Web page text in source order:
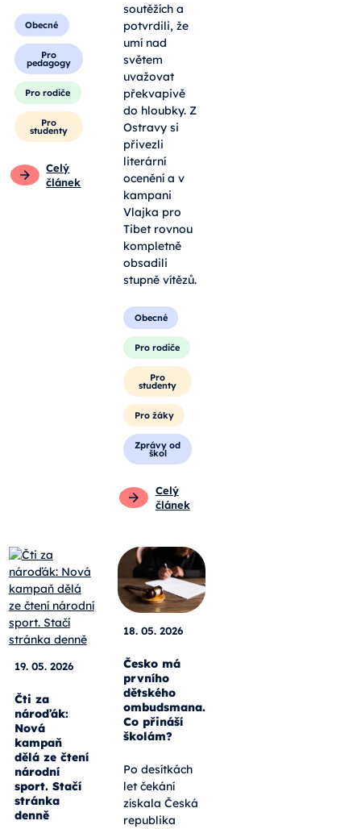
Obecné
Pro
pedagogy
Pro rodiče
Pro
studenty
Celý
článek
soutěžích a
potvrdili, že
umí nad
světem
uvažovat
překvapivě
do hloubky. Z
Ostravy si
přivezli
literární
ocenění a v
kampani
Vlajka pro
Tibet rovnou
kompletně
obsadili
stupně vítězů.
Obecné
Pro rodiče
Pro
studenty
Pro žáky
Zprávy od
škol
Celý
článek
19. 05. 2026
Čti za
nároďák:
Nová
kampaň
dělá ze čtení
národní
sport. Stačí
stránka
denně
18. 05. 2026
Česko má
prvního
dětského
ombudsmana.
Co přináší
školám?
Po desítkách
let čekání
získala Česká
republika